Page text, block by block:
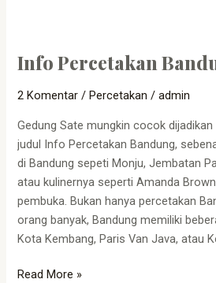
Info Percetakan
2 Komentar /Percetakan /admin
Gedung Sate mungkin cocok
judul Info Percetakan Bandung,
di Bandung sepeti Monju, Jembatan
atau kulinernya seperti Amanda
pembuka. Bukan hanya percetakan
orang banyak, Bandung memiliki
Kota Kembang, Paris Van Java, atau
Info
Bandung
Read More »